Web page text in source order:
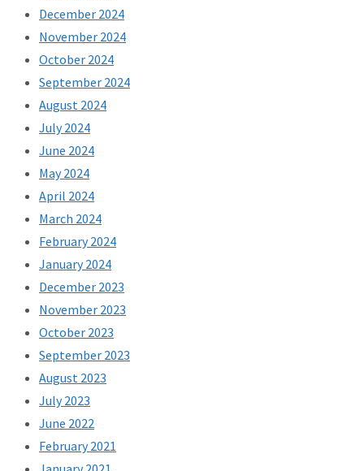
December 2024
November 2024
October 2024
September 2024
August 2024
July 2024
June 2024
May 2024
April 2024
March 2024
February 2024
January 2024
December 2023
November 2023
October 2023
September 2023
August 2023
July 2023
June 2022
February 2021